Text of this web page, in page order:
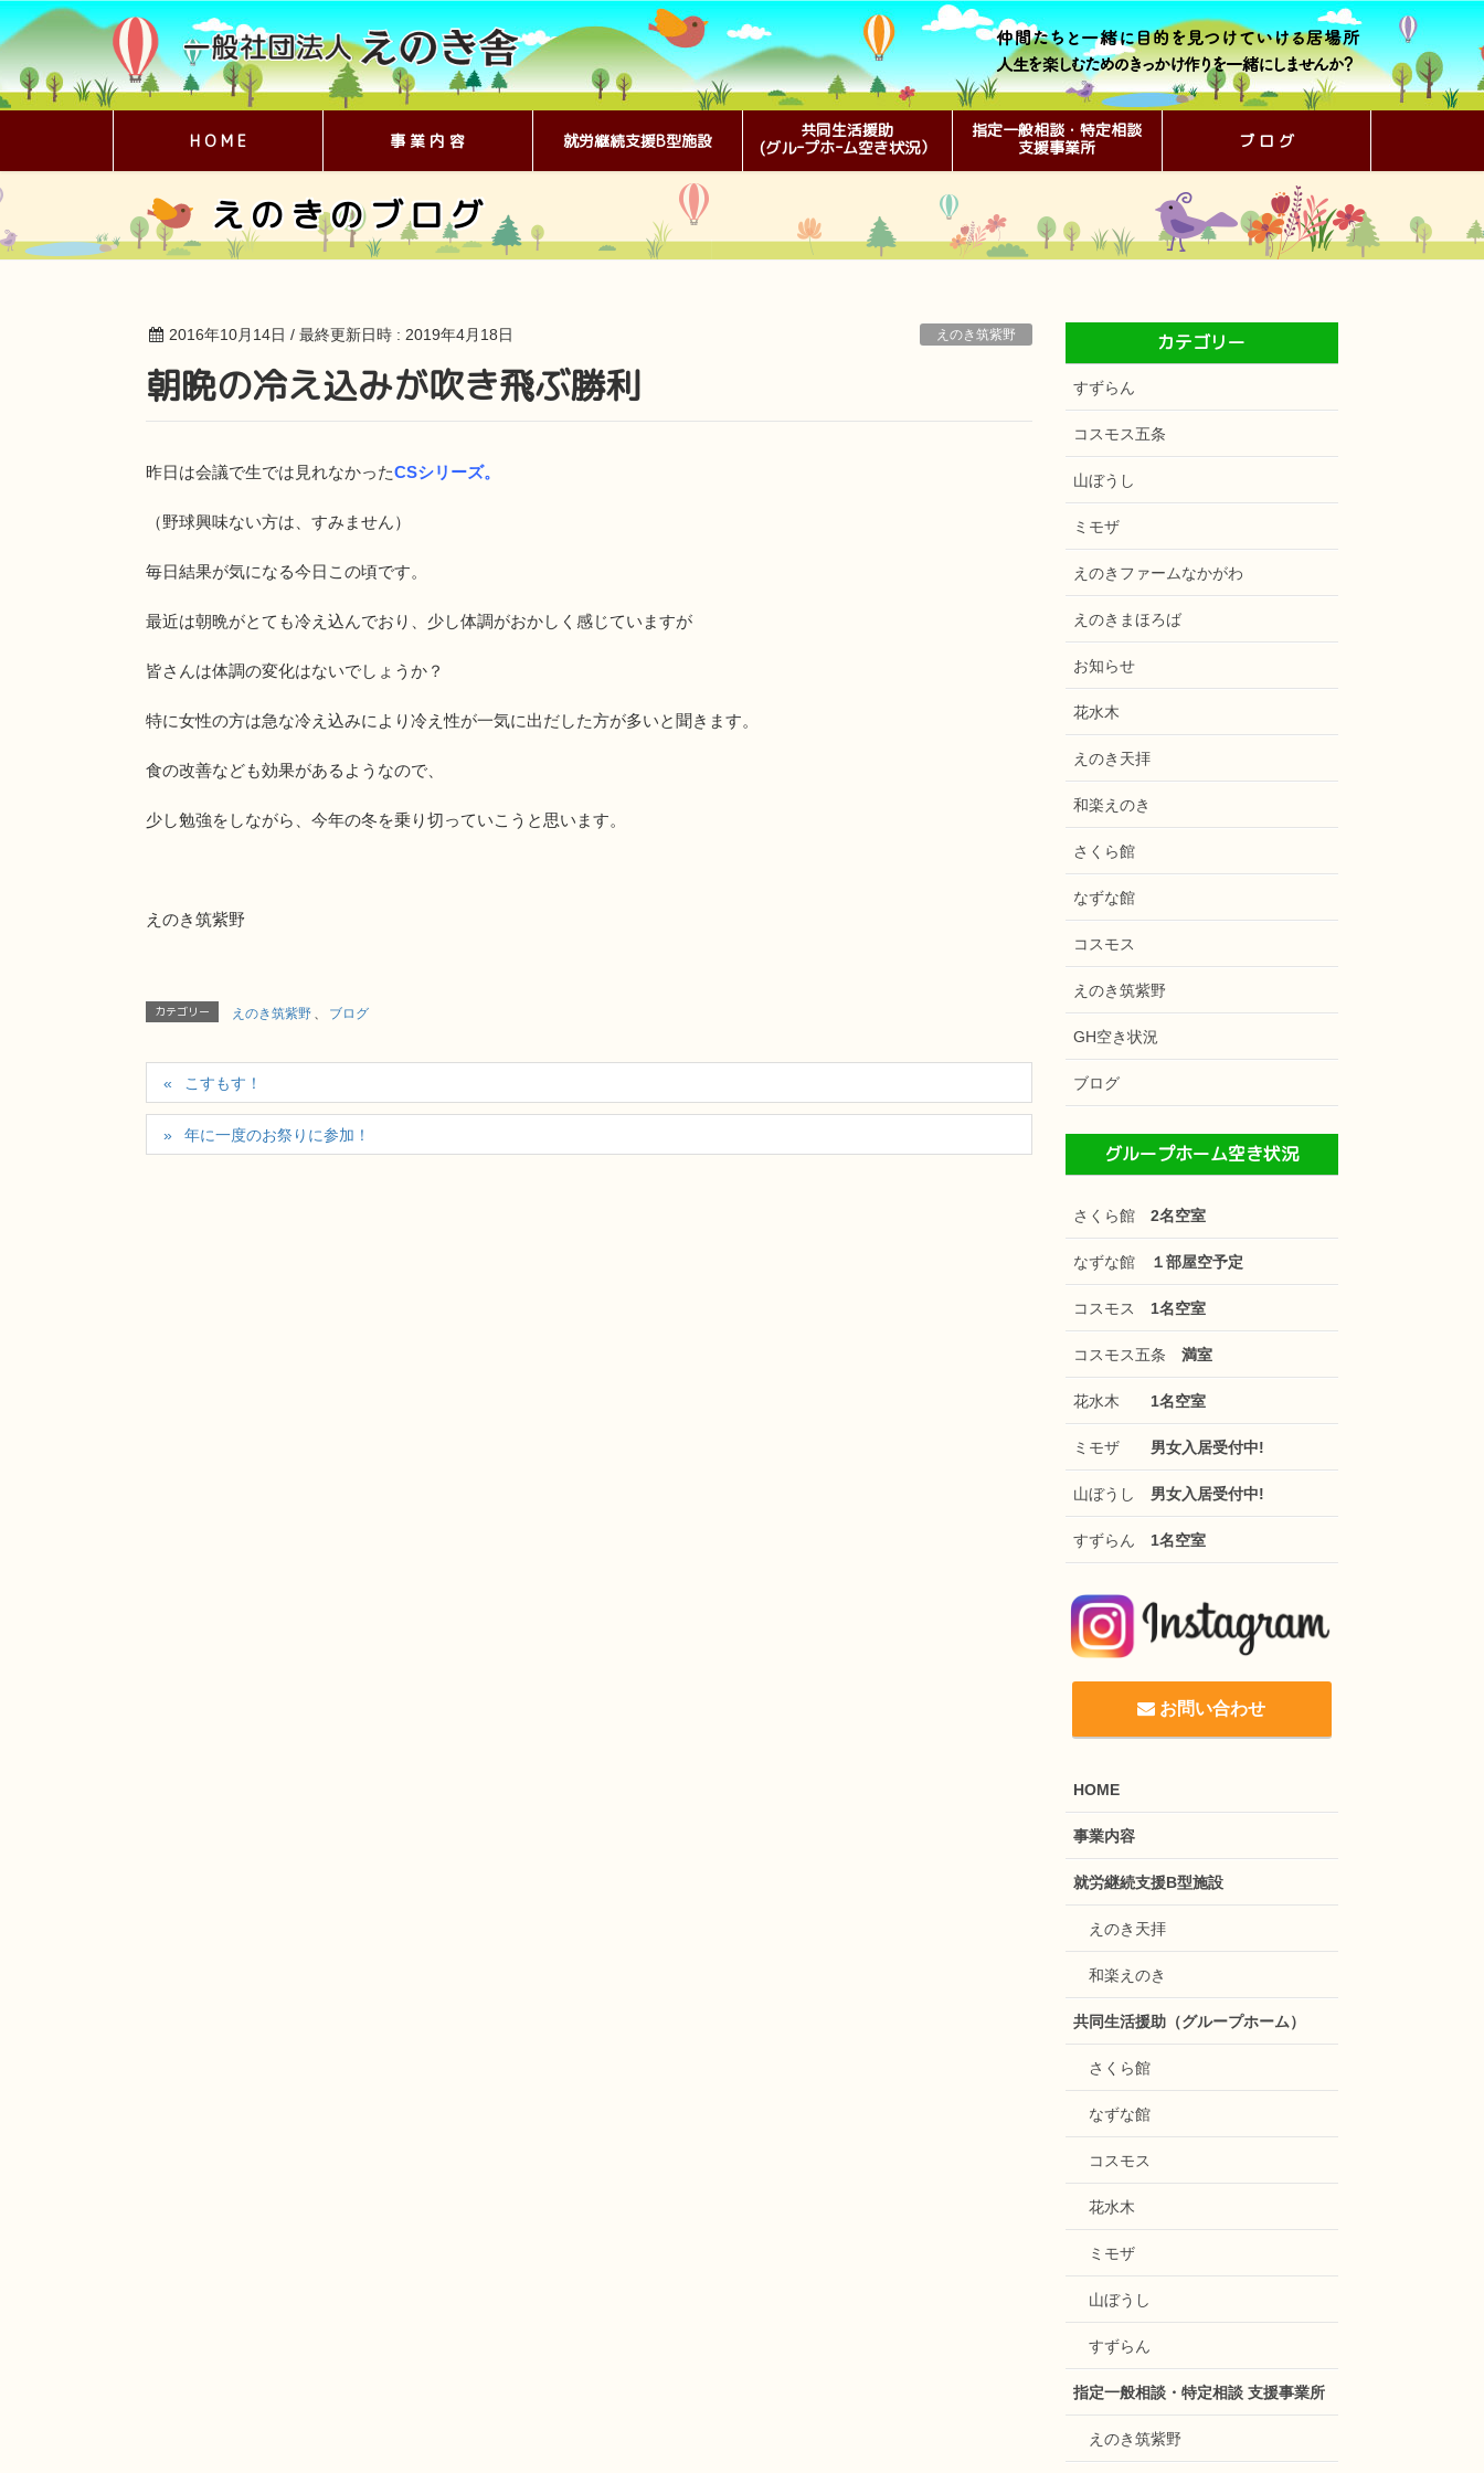
H O M E 事 業 内 容 就労継続支援B型施設
共同生活援助
(グルｰプホｰム空き状況）
指定一般相談・特定相談
支援事業所
ブ ロ グ
えのきのブログ
2016年10月14日 / 最終更新日時 : 2019年4月18日 えのき筑紫野
朝晩の冷え込みが吹き飛ぶ勝利
昨日は会議で生では見れなかったCSシリーズ。
（野球興味ない方は、すみません）
毎日結果が気になる今日この頃です。
最近は朝晩がとても冷え込んでおり、少し体調がおかしく感じていますが
皆さんは体調の変化はないでしょうか？
特に女性の方は急な冷え込みにより冷え性が一気に出だした方が多いと聞きます。
食の改善なども効果があるようなので、
少し勉強をしながら、今年の冬を乗り切っていこうと思います。
えのき筑紫野
カテゴリー えのき筑紫野 ブログ
こすもす！
年に一度のお祭りに参加！
カテゴリー
すずらん
コスモス五条
山ぼうし
ミモザ
えのきファームなかがわ
えのきまほろば
お知らせ
花水木
えのき天拝
和楽えのき
さくら館
なずな館
コスモス
えのき筑紫野
GH空き状況
ブログ
グループホーム空き状況
さくら館 2名空室
なずな館 １部屋空予定
コスモス 1名空室
コスモス五条 満室
花水木 1名空室
ミモザ 男女入居受付中!
山ぼうし 男女入居受付中!
すずらん 1名空室
お問い合わせ
HOME
事業内容
就労継続支援B型施設
えのき天拝
和楽えのき
共同生活援助（グループホーム）
さくら館
なずな館
コスモス
花水木
ミモザ
山ぼうし
すずらん
指定一般相談・特定相談 支援事業所
えのき筑紫野